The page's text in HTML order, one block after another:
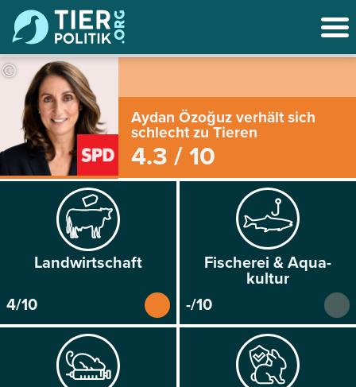
©
Aydan Özoğuz verhält sich
schlecht zu Tieren
4.3 / 10
Land­wirtschaft
4/10
Fischerei & Aqua­
kultur
-/10